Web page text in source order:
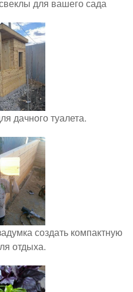
для вашего сада
дачного туалета.
создать компактную
отдыха.